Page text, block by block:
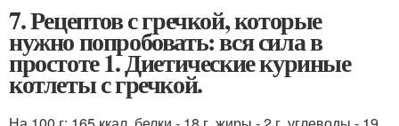
7. Рецептов с гречкой, которые
нужно попробовать: вся сила в
простоте 1. Диетические куриные
котлеты с гречкой.